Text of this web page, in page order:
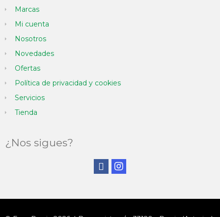
Marcas
Mi cuenta
Nosotros
Novedades
Ofertas
Política de privacidad y cookies
Servicios
Tienda
¿Nos sigues?